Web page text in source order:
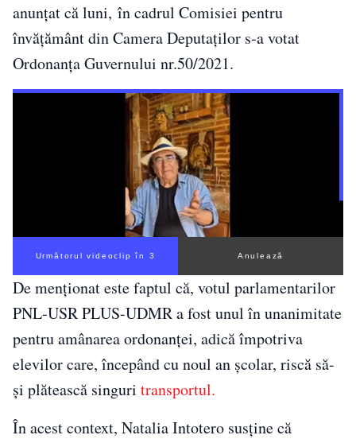
anunțat că luni, în cadrul Comisiei pentru
învățământ din Camera Deputaților s-a votat
Ordonanța Guvernului nr.50/2021.
Următorul videoclip în 3 Anulează
De menționat este faptul că, votul parlamentarilor
PNL-USR PLUS-UDMR a fost unul în unanimitate
pentru amânarea ordonanței, adică împotriva
elevilor care, începând cu noul an școlar, riscă să-
și plătească singuri transportul.
În acest context, Natalia Intotero susține că